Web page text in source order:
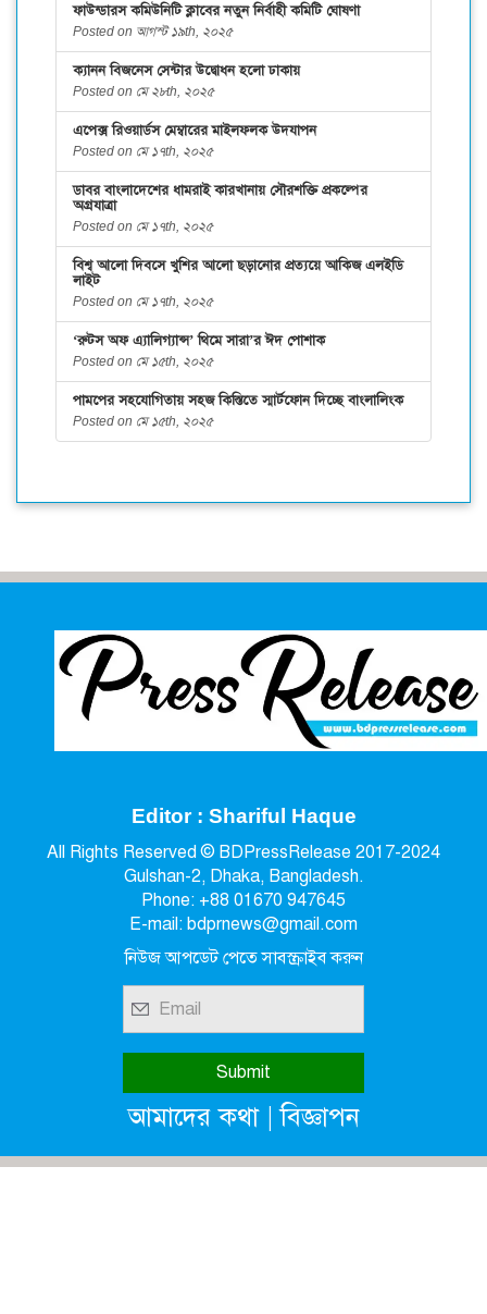
ফাউন্ডারস কমিউনিটি ক্লাবের নতুন নির্বাহী কমিটি ঘোষণা
Posted on আগস্ট ১৯th, ২০২৫
ক্যানন বিজনেস সেন্টার উদ্বোধন হলো ঢাকায়
Posted on মে ২৮th, ২০২৫
এপেক্স রিওয়ার্ডস মেম্বারের মাইলফলক উদযাপন
Posted on মে ১৭th, ২০২৫
ডাবর বাংলাদেশের ধামরাই কারখানায় সৌরশক্তি প্রকল্পের
অগ্রযাত্রা
Posted on মে ১৭th, ২০২৫
বিশ্ব আলো দিবসে খুশির আলো ছড়ানোর প্রত্যয়ে আকিজ এলইডি
লাইট
Posted on মে ১৭th, ২০২৫
‘রুটস অফ এ্যালিগ্যান্স’ থিমে সারা’র ঈদ পোশাক
Posted on মে ১৫th, ২০২৫
পামপের সহযোগিতায় সহজ কিস্তিতে স্মার্টফোন দিচ্ছে বাংলালিংক
Posted on মে ১৫th, ২০২৫
Editor : Shariful Haque
All Rights Reserved © BDPressRelease 2017-2024
Gulshan-2, Dhaka, Bangladesh.
Phone: +88 01670 947645
E-mail: bdprnews@gmail.com
নিউজ আপডেট পেতে সাবস্ক্রাইব করুন
আমাদের কথা|বিজ্ঞাপন